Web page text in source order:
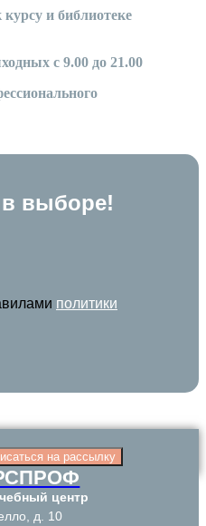
и библиотеке
с 9.00 до 21.00
выборе!
политики
на рассылку
центр
д. 10